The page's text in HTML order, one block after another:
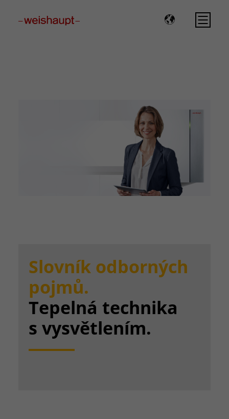
Slovník odborných
pojmů.
Tepelná technika
s vysvětlením.